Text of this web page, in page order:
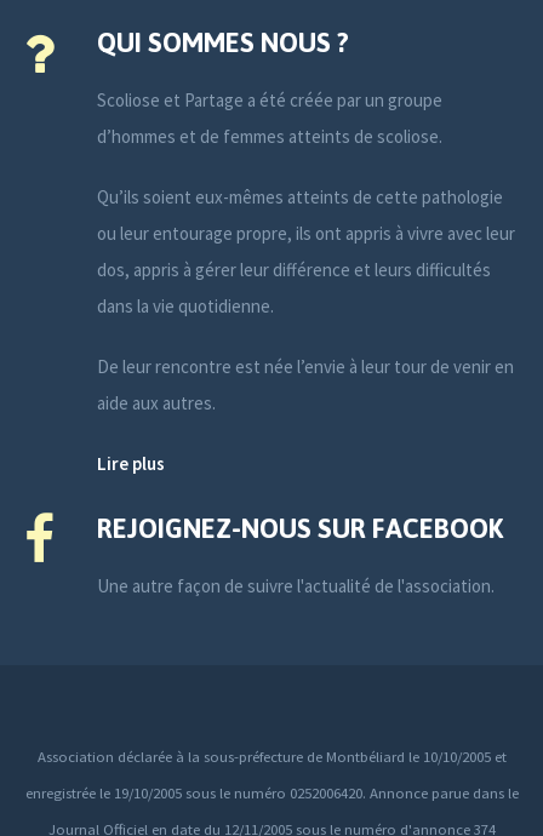
QUI SOMMES NOUS ?
Scoliose et Partage a été créée par un groupe
d’hommes et de femmes atteints de scoliose.
Qu’ils soient eux-mêmes atteints de cette pathologie
ou leur entourage propre, ils ont appris à vivre avec leur
dos, appris à gérer leur différence et leurs difficultés
dans la vie quotidienne.
De leur rencontre est née l’envie à leur tour de venir en
aide aux autres.
Lire plus
REJOIGNEZ-NOUS SUR FACEBOOK
Une autre façon de suivre l'actualité de l'association.
Association déclarée à la sous-préfecture de Montbéliard le 10/10/2005 et
enregistrée le 19/10/2005 sous le numéro 0252006420. Annonce parue dans le
Journal Officiel en date du 12/11/2005 sous le numéro d'annonce 374